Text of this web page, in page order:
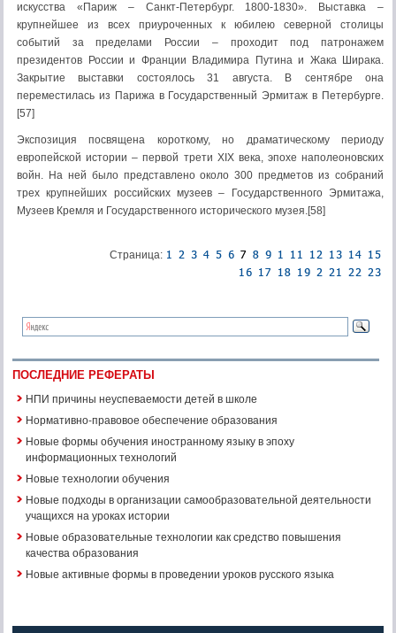
искусства «Париж – Санкт-Петербург. 1800-1830». Выставка –
крупнейшее из всех приуроченных к юбилею северной столицы
событий за пределами России – проходит под патронажем
президентов России и Франции Владимира Путина и Жака Ширака.
Закрытие выставки состоялось 31 августа. В сентябре она
переместилась из Парижа в Государственный Эрмитаж в Петербурге.
[57]
Экспозиция посвящена короткому, но драматическому периоду
европейской истории – первой трети XIX века, эпохе наполеоновских
войн. На ней было представлено около 300 предметов из собраний
трех крупнейших российских музеев – Государственного Эрмитажа,
Музеев Кремля и Государственного исторического музея.[58]
Страница:
ПОСЛЕДНИЕ РЕФЕРАТЫ
НПИ причины неуспеваемости детей в школе
Нормативно-правовое обеспечение образования
Новые формы обучения иностранному языку в эпоху
информационных технологий
Новые технологии обучения
Новые подходы в организации самообразовательной деятельности
учащихся на уроках истории
Новые образовательные технологии как средство повышения
качества образования
Новые активные формы в проведении уроков русского языка